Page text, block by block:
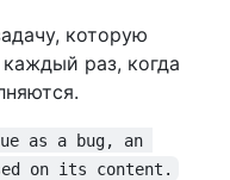
которую
раз, когда
as a bug, an
on its content.